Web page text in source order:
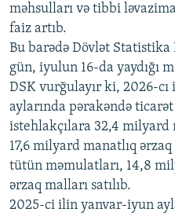
Auto 240p
720p
məhsulları və tibbi
faiz artıb.
Bu barədə Dövlət
gün, iyulun 16-da yaydığı
DSK vurğulayır ki, 2026-
aylarında pərakəndə
istehlakçılara 32,4 milyard
17,6 milyard manatlıq
tütün məmulatları, 14,8
ərzaq malları satılıb.
2025-ci ilin yanvar-iyun